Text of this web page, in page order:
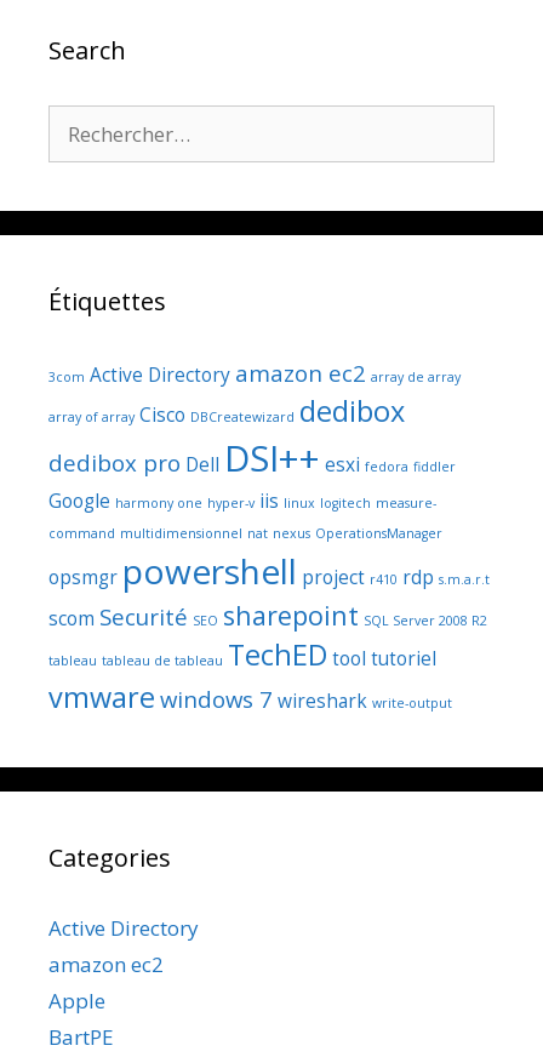
Search
Étiquettes
3com Active Directory amazon ec2 array de array
array of array Cisco DBCreatewizard dedibox
dedibox pro Dell DSI++ esxi fedora fiddler
Google harmony one hyper-v iis linux logitech measure-
command multidimensionnel nat nexus OperationsManager
opsmgr powershell project r410 rdp s.m.a.r.t
scom Securité SEO sharepoint SQL Server 2008 R2
tableau tableau de tableau TechED tool tutoriel
vmware windows 7 wireshark write-output
Categories
Active Directory
amazon ec2
Apple
BartPE